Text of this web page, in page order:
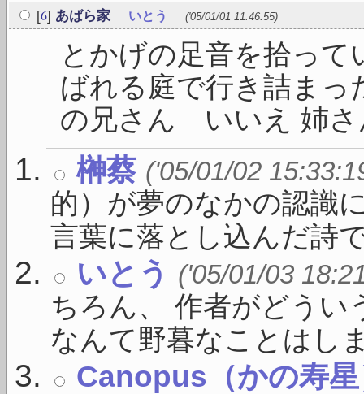
[6] あばら家 いとう ('05/01/01 11:46:55)
とかげの足音を拾っ
ばれる庭で行き詰まっ
の兄さん いいえ 姉さ
榊蔡 ('05/01/02
的）が夢のなかの認識
言葉に落とし込んだ詩
いとう ('05/01/03
ちろん、 作者がどうい
なんて野暮なことはし
Canopus（かの寿